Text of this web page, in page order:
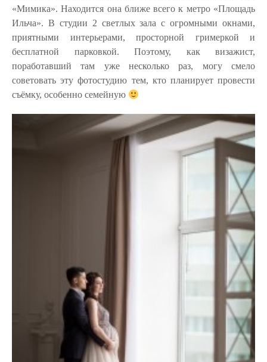
«Мимика». Находится она ближе всего к метро «Площадь
Ильча». В студии 2 светлых зала с огромными окнами,
приятными интерьерами, просторной гримеркой и
бесплатной парковкой. Поэтому, как визажист,
поработавший там уже несколько раз, могу смело
советовать эту фотостудию тем, кто планирует провести
съёмку, особенно семейную